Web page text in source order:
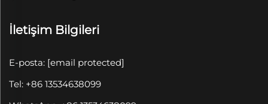
İletişim Bilgileri
E-posta: [email protected]
Tel: +86 13534638099